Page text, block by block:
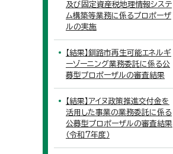
及び固定資産税地理情報システ
ム構築等業務に係るプロポーザ
ルの実施
【結果】釧路市再生可能エネルギ
ーゾーニング業務委託に係る公
募型プロポーザルの審査結果
【結果】アイヌ政策推進交付金を
活用した事業の業務委託に係る
公募型プロポーザルの審査結果
（令和7年度）